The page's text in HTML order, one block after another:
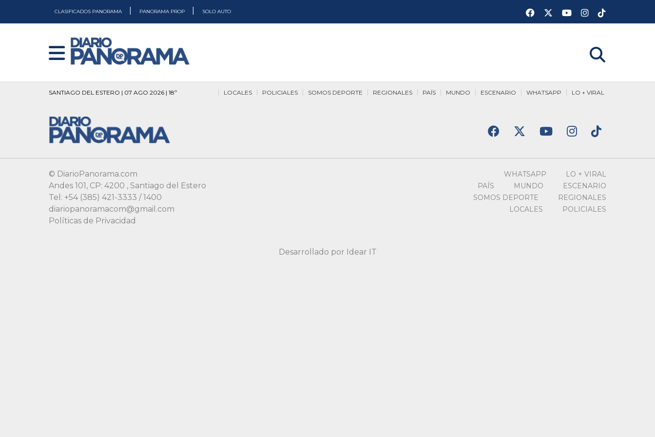
CLASIFICADOS PANORAMA PANORAMA PROP SOLO AUTO
SANTIAGO DEL ESTERO | 07 AGO 2026 | 18º LO + VIRAL
WHATSAPP
ESCENARIO
MUNDO
PAÍS
REGIONALES
SOMOS DEPORTE
POLICIALES
LOCALES
© DiarioPanorama.com
Andes 101, CP: 4200 , Santiago del Estero
Tel: +54 (385) 421-3333 / 1400
diariopanoramacom@gmail.com
Políticas de Privacidad
LO + VIRAL
WHATSAPP
ESCENARIO
MUNDO
PAÍS
REGIONALES
SOMOS DEPORTE
POLICIALES
LOCALES
Desarrollado por Idear IT